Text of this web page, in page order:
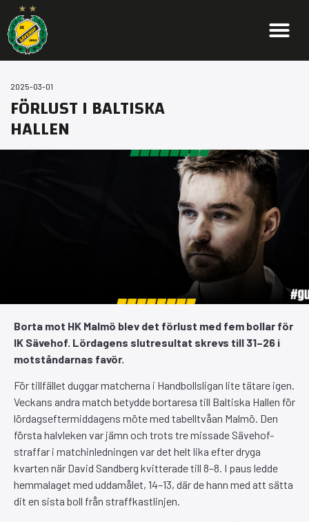
2025-03-01
FÖRLUST I BALTISKA
HALLEN
Borta mot HK Malmö blev det förlust med fem bollar för
IK Sävehof. Lördagens slutresultat skrevs till 31–26 i
motståndarnas favör.
För tillfället duggar matcherna i Handbollsligan lite tätare igen.
Veckans andra match betydde bortaresa till Baltiska Hallen för
lördagseftermiddagens möte med tabelltvåan Malmö. Den
första halvleken var jämn och trots tre missade Sävehof-
straffar i matchinledningen var det helt lika efter dryga
kvarten när David Sandberg kvitterade till 8–8. I paus ledde
hemmalaget med uddamålet, 14–13, där de hann med att sätta
dit en sista boll från straffkastlinjen.